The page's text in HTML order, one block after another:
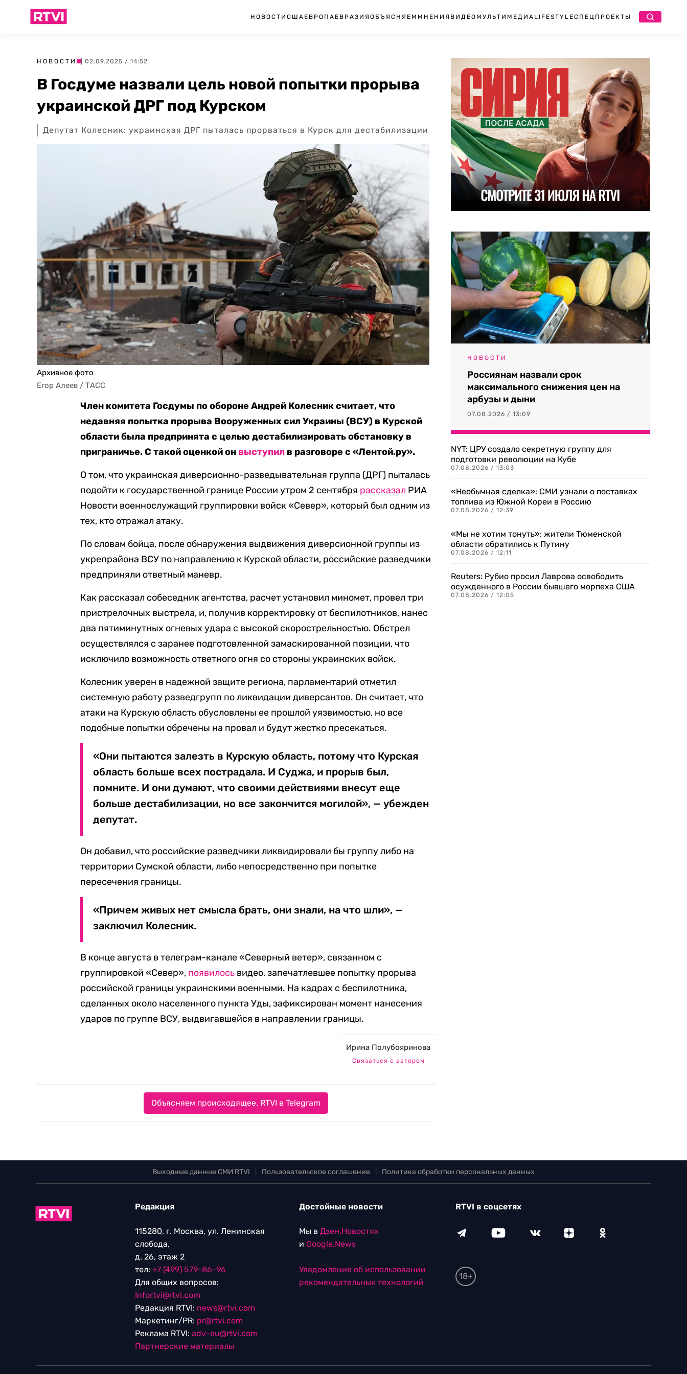
НОВОСТИ США ЕВРОПА ЕВРАЗИЯ ОБЪЯСНЯЕМ МНЕНИЯ ВИДЕО МУЛЬТИМЕДИА LIFESTYLEСПЕЦПРОЕКТЫ
НОВОСТИ | 02.09.2025 / 14:52
В Госдуме назвали цель новой попытки прорыва
украинской ДРГ под Курском
Депутат Колесник: украинская ДРГ пыталась прорваться в Курск для дестабилизации
Архивное фото
Егор Алеев / ТАСС
Член комитета Госдумы по обороне Андрей Колесник считает, что
недавняя попытка прорыва Вооруженных сил Украины (ВСУ) в Курской
области была предпринята с целью дестабилизировать обстановку в
приграничье. С такой оценкой он выступил в разговоре с «Лентой.ру».
О том, что украинская диверсионно-разведывательная группа (ДРГ) пыталась
подойти к государственной границе России утром 2 сентября рассказал РИА
Новости военнослужащий группировки войск «Север», который был одним из
тех, кто отражал атаку.
По словам бойца, после обнаружения выдвижения диверсионной группы из
укрепрайона ВСУ по направлению к Курской области, российские разведчики
предприняли ответный маневр.
Как рассказал собеседник агентства, расчет установил миномет, провел три
пристрелочных выстрела, и, получив корректировку от беспилотников, нанес
два пятиминутных огневых удара с высокой скорострельностью. Обстрел
осуществлялся с заранее подготовленной замаскированной позиции, что
исключило возможность ответного огня со стороны украинских войск.
Колесник уверен в надежной защите региона, парламентарий отметил
системную работу разведгрупп по ликвидации диверсантов. Он считает, что
атаки на Курскую область обусловлены ее прошлой уязвимостью, но все
подобные попытки обречены на провал и будут жестко пресекаться.
«Они пытаются залезть в Курскую область, потому что Курская
область больше всех пострадала. И Суджа, и прорыв был,
помните. И они думают, что своими действиями внесут еще
больше дестабилизации, но все закончится могилой», — убежден
депутат.
Он добавил, что российские разведчики ликвидировали бы группу либо на
территории Сумской области, либо непосредственно при попытке
пересечения границы.
«Причем живых нет смысла брать, они знали, на что шли», —
заключил Колесник.
В конце августа в телеграм-канале «Северный ветер», связанном с
группировкой «Север», появилось видео, запечатлевшее попытку прорыва
российской границы украинскими военными. На кадрах с беспилотника,
сделанных около населенного пункта Уды, зафиксирован момент нанесения
ударов по группе ВСУ, выдвигавшейся в направлении границы.
Ирина Полубояринова
Связаться с автором
Объясняем происходящее. RTVI в Telegram
НОВОСТИ
Россиянам назвали срок
максимального снижения цен на
арбузы и дыни
07.08.2026 / 13:09
NYT: ЦРУ создало секретную группу для
подготовки революции на Кубе
07.08.2026 / 13:03
«Необычная сделка»: СМИ узнали о поставках
топлива из Южной Кореи в Россию
07.08.2026 / 12:39
«Мы не хотим тонуть»: жители Тюменской
области обратились к Путину
07.08.2026 / 12:11
Reuters: Рубио просил Лаврова освободить
осужденного в России бывшего морпеха США
07.08.2026 / 12:05
Выходные данные СМИ RTVI Пользовательское соглашение Политика обработки персональных данных
Редакция
115280, г. Москва, ул. Ленинская
слобода,
д. 26, этаж 2
тел: +7 (499) 579-86-96
Для общих вопросов:
Infortvi@rtvi.com
Редакция RTVI: news@rtvi.com
Маркетинг/PR: pr@rtvi.com
Реклама RTVI: adv-eu@rtvi.com
Партнерские материалы
Достойные новости
Мы в Дзен.Новостях
и Google.News
Уведомление об использовании
рекомендательных технологий
RTVI в соцсетях
18+